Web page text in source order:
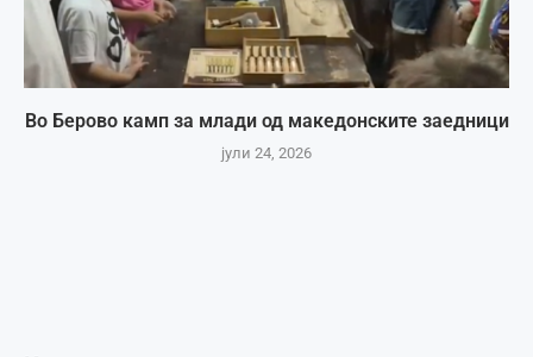
Во Берово камп за млади од македонските заедници
јули 24, 2026